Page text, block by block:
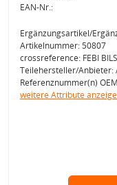
EAN-Nr.:
Ergänzungsartikel/
Artikelnummer: 50807
crossreference: FEBI
Teilehersteller/Anbieter:
Referenznummer(n)
weitere Attribute